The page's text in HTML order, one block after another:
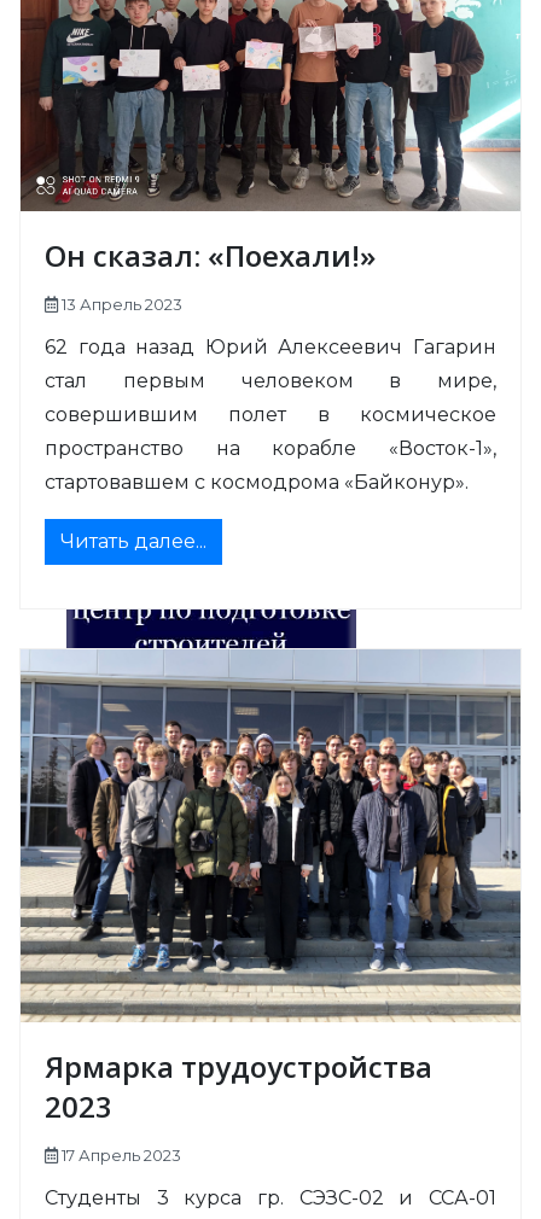
Он сказал: «Поехали!»
13 Апрель 2023
62 года назад Юрий Алексеевич Гагарин
стал первым человеком в мире,
совершившим полет в космическое
пространство на корабле «Восток-1»,
стартовавшем с космодрома «Байконур».
Читать далее...
Ярмарка трудоустройства
2023
17 Апрель 2023
Студенты 3 курса гр. СЭЗС-02 и ССА-01